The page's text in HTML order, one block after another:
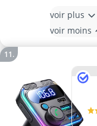
voir plus
voir moins